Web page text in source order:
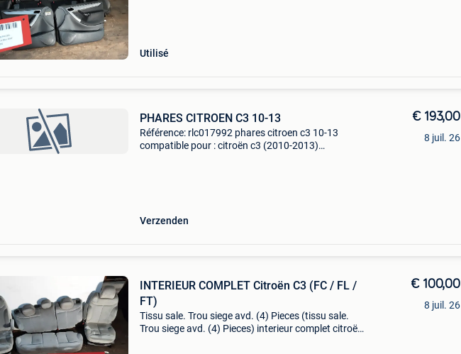
Utilisé
PHARES CITROEN C3 10-13
Référence: rlc017992 phares citroen c3 10-13
compatible pour : citroën c3 (2010-2013)
Verzenden
€ 193,00
8 juil. 26
INTERIEUR COMPLET Citroën C3 (FC / FL /
FT)
Tissu sale. Trou siege avd. (4) Pieces (tissu sale.
Trou siege avd. (4) Pieces) interieur complet citroën
€ 100,00
8 juil. 26